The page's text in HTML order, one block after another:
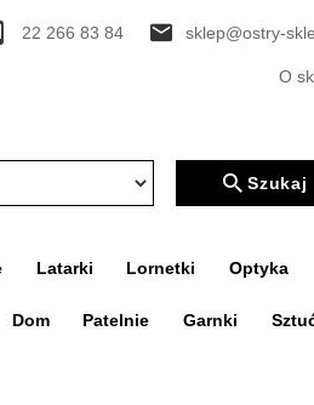
22 266 83 84 sklep@ostry-
O
Szukaj
Latarki Lornetki Optyka
Dom Patelnie Garnki